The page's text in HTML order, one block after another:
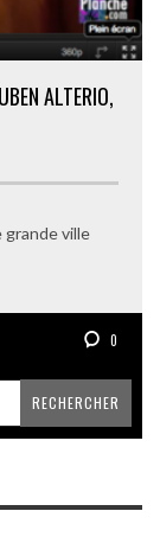
ALTERIO,
grande ville
0